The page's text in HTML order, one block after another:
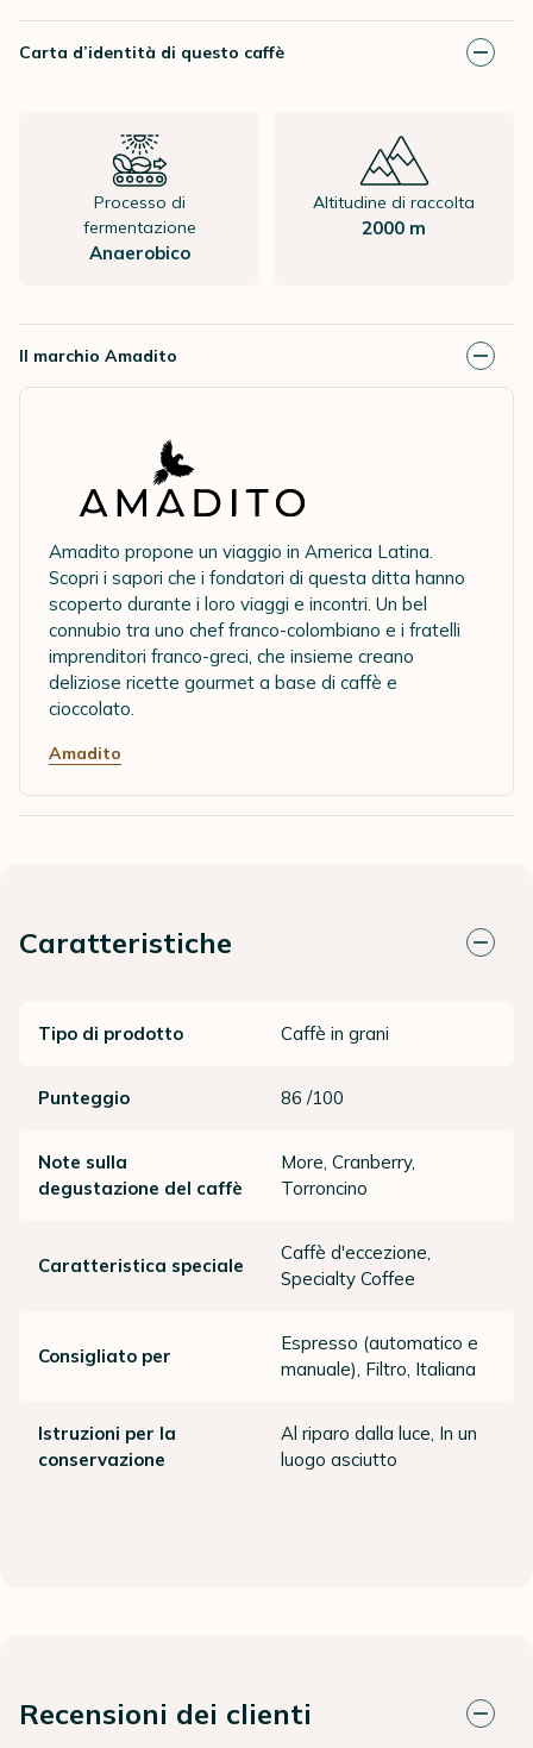
Carta d’identità di questo caffè
Processo di
fermentazione
Anaerobico
Altitudine di raccolta
2000 m
Il marchio Amadito
Amadito propone un viaggio in America Latina.
Scopri i sapori che i fondatori di questa ditta hanno
scoperto durante i loro viaggi e incontri. Un bel
connubio tra uno chef franco-colombiano e i fratelli
imprenditori franco-greci, che insieme creano
deliziose ricette gourmet a base di caffè e
cioccolato.
Amadito
Caratteristiche
Tipo di prodotto Caffè in grani
Punteggio 86 /100
Note sulla
degustazione del caffè
More, Cranberry,
Torroncino
Caratteristica speciale
Caffè d'eccezione,
Specialty Coffee
Consigliato per
Espresso (automatico e
manuale), Filtro, Italiana
Istruzioni per la
conservazione
Al riparo dalla luce, In un
luogo asciutto
Recensioni dei clienti